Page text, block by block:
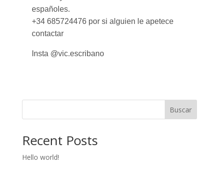
españoles.
+34 685724476 por si alguien le apetece
contactar
Insta @vic.escribano
Buscar
Recent Posts
Hello world!